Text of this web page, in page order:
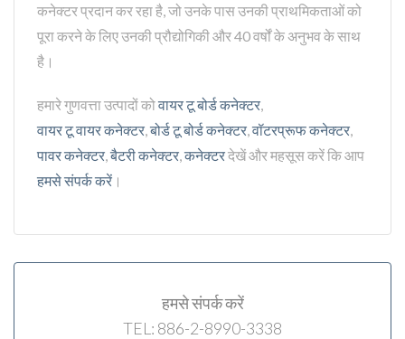
कनेक्टर प्रदान कर रहा है, जो उनके पास उनकी प्राथमिकताओं को
पूरा करने के लिए उनकी प्रौद्योगिकी और 40 वर्षों के अनुभव के साथ
है।
हमारे गुणवत्ता उत्पादों कोवायर टू बोर्ड कनेक्टर
वायर टू वायर कनेक्टर बोर्ड टू बोर्ड कनेक्टर वॉटरप्रूफ कनेक्टर
पावर कनेक्टर बैटरी कनेक्टर कनेक्टरदेखें और महसूस करें कि आप
हमसे संपर्क करें ।
हमसे संपर्क करें
TEL: 886-2-8990-3338